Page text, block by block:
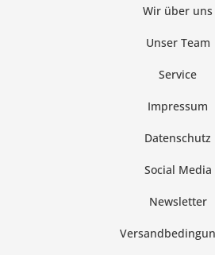
Wir über uns
Unser Team
Service
Impressum
Datenschutz
Social Media
Newsletter